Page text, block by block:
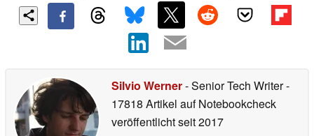
Silvio Werner- Senior Tech Writer-
17818 Artikel auf Notebookcheck
veröffentlichtseit 2017